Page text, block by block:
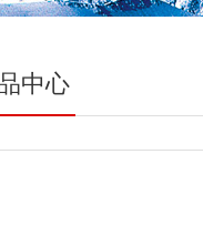
中心